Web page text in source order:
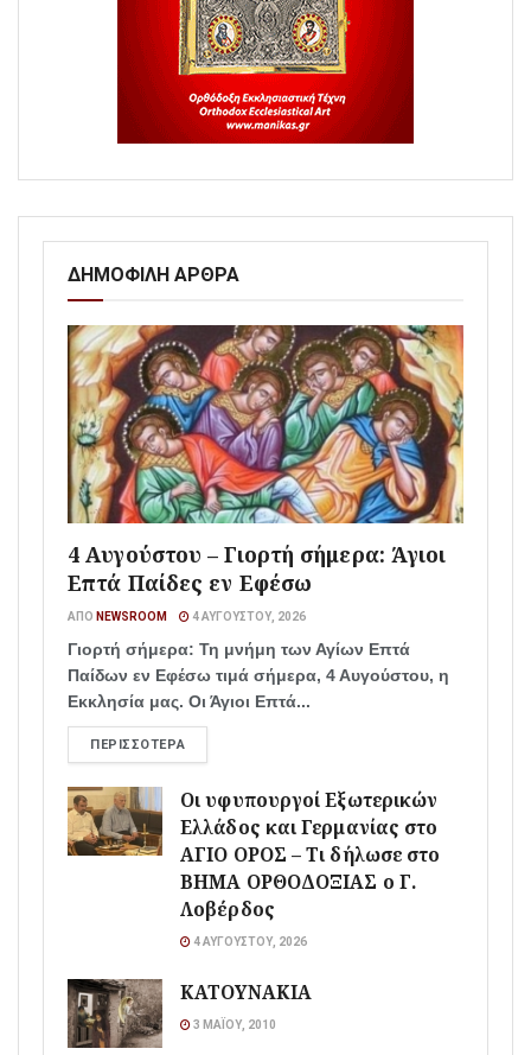
ΔΗΜΟΦΙΛΗ ΑΡΘΡΑ
4 Αυγούστου – Γιορτή σήμερα: Άγιοι
Επτά Παίδες εν Εφέσω
ΑΠΌ NEWSROOM 4 ΑΥΓΟΎΣΤΟΥ, 2026
Γιορτή σήμερα: Τη μνήμη των Αγίων Επτά
Παίδων εν Εφέσω τιμά σήμερα, 4 Αυγούστου, η
Εκκλησία μας. Οι Άγιοι Επτά...
ΠΕΡΙΣΣΌΤΕΡΑ
Οι υφυπουργοί Εξωτερικών
Ελλάδος και Γερμανίας στο
ΑΓΙΟ ΟΡΟΣ – Τι δήλωσε στο
ΒΗΜΑ ΟΡΘΟΔΟΞΙΑΣ ο Γ.
Λοβέρδος
4 ΑΥΓΟΎΣΤΟΥ, 2026
ΚΑΤΟΥΝΑΚΙΑ
3 ΜΑΪ́ΟΥ, 2010